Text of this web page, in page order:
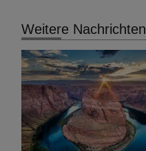
Weitere Nachrichten